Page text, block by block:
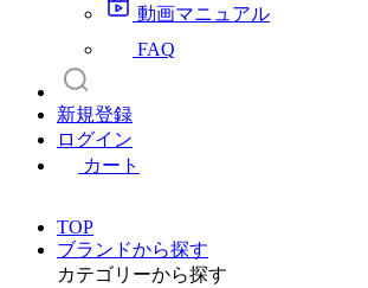
動画マニュアル
FAQ
新規登録
ログイン
カート
TOP
ブランドから探す
カテゴリーから探す